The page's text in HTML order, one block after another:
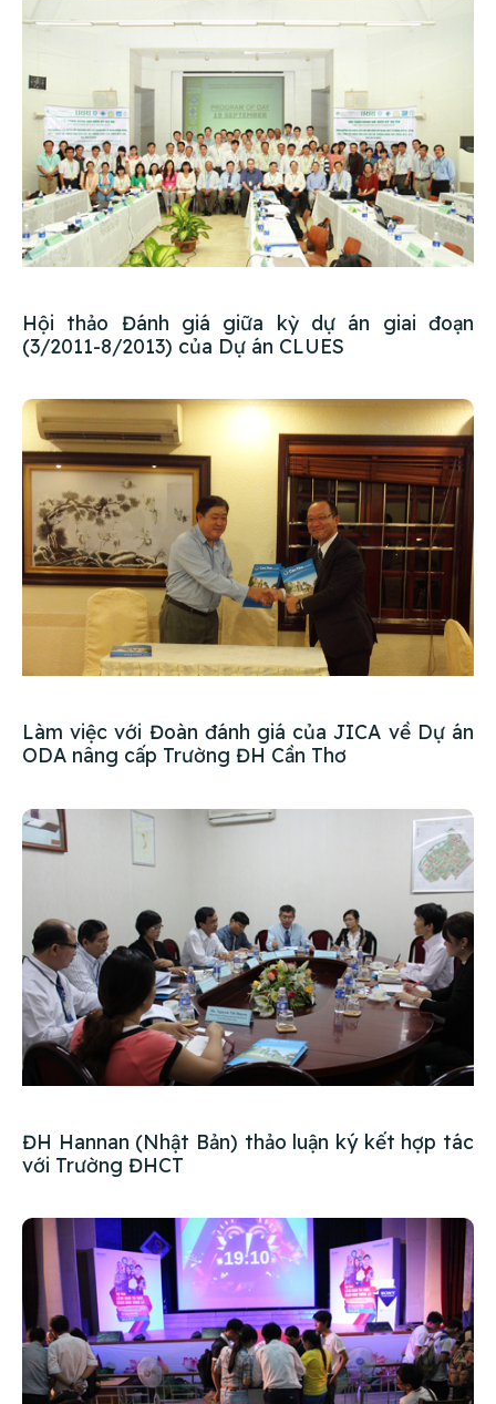
Hội thảo Đánh giá giữa kỳ dự án giai đoạn
(3/2011-8/2013) của Dự án CLUES
Làm việc với Đoàn đánh giá của JICA về Dự án
ODA nâng cấp Trường ĐH Cần Thơ
ĐH Hannan (Nhật Bản) thảo luận ký kết hợp tác
với Trường ĐHCT